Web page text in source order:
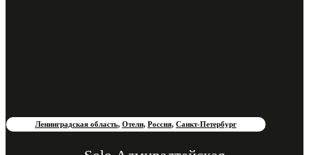
Ленинградская область, Отели, Россия, Санкт-Петербург